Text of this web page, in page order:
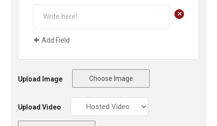
+
Add Field
Upload Image Choose Image
Upload Video